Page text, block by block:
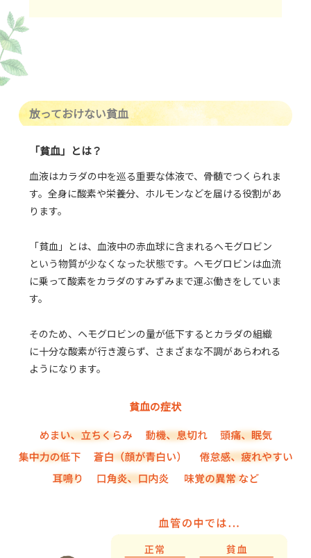
放っておけない貧血
「貧血」とは？
血液はカラダの中を巡る重要な体液で、骨髄でつくられま
す。全身に酸素や栄養分、ホルモンなどを届ける役割があ
ります。
「貧血」とは、血液中の赤血球に含まれるヘモグロビン
という物質が少なくなった状態です。ヘモグロビンは血流
に乗って酸素をカラダのすみずみまで運ぶ働きをしていま
す。
そのため、ヘモグロビンの量が低下するとカラダの組織
に十分な酸素が行き渡らず、さまざまな不調があらわれる
ようになります。
貧血の症状